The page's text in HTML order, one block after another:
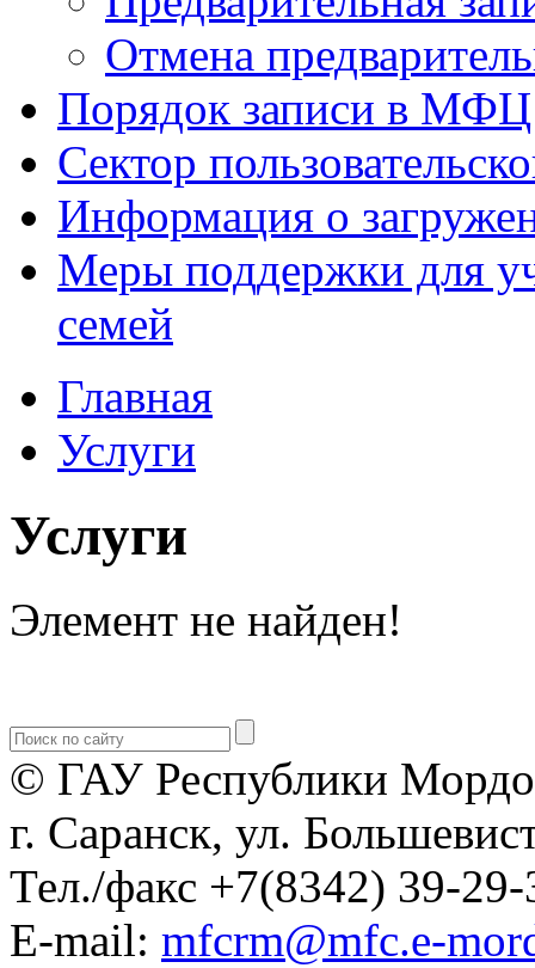
Отмена
Порядок записи в МФЦ
Сектор
Информация о
Меры поддержки для
семей
Главная
Услуги
Услуги
Элемент не найден!
© ГАУ Республики
г. Саранск, ул.
Тел./факс +7(8342) 39-29-
E-mail: mfcrm@mfc.e-